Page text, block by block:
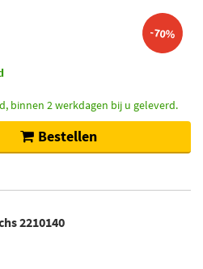
-70%
binnen 2 werkdagen bij u geleverd.
Bestellen
2210140